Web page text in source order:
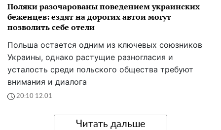
Поляки разочарованы поведением украинских
беженцев: ездят на дорогих автои могут
позволить себе отели
Польша остается одним из ключевых союзников
Украины, однако растущие разногласия и
усталость среди польского общества требуют
внимания и диалога
20:10 12.01
Читать дальше